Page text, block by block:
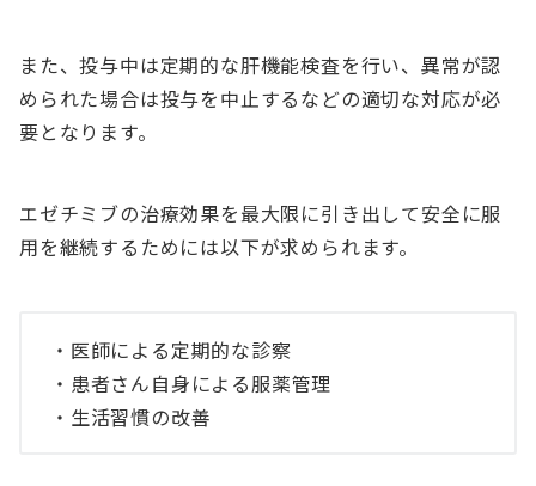
また、投与中は定期的な肝機能検査を行い、異常が認
められた場合は投与を中止するなどの適切な対応が必
要となります。
エゼチミブの治療効果を最大限に引き出して安全に服
用を継続するためには以下が求められます。
・医師による定期的な診察
・患者さん自身による服薬管理
・生活習慣の改善